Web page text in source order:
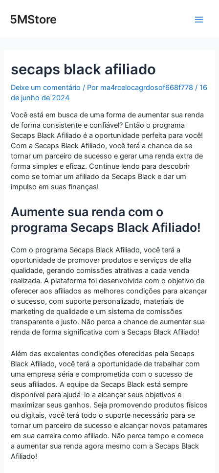
para5MStore
secaps black afiliado
Deixe um comentário / Por ma4rcelocagrdosof668f778/16
de junho de 2024
Você está em busca de uma forma de aumentar sua renda
de forma consistente e confiável? Então o programa
Secaps Black Afiliado é a oportunidade perfeita para você!
Com a Secaps Black Afiliado, você terá a chance de se
tornar um parceiro de sucesso e gerar uma renda extra de
forma simples e eficaz. Continue lendo para descobrir
como se tornar um afiliado da Secaps Black e dar um
impulso em suas finanças!
Aumente sua renda com o
programa Secaps Black Afiliado!
Com o programa Secaps Black Afiliado, você terá a
oportunidade de promover produtos e serviços de alta
qualidade, gerando comissões atrativas a cada venda
realizada. A plataforma foi desenvolvida com o objetivo de
oferecer aos afiliados as melhores condições para alcançar
o sucesso, com suporte personalizado, materiais de
marketing de qualidade e um sistema de comissões
transparente e justo. Não perca a chance de aumentar sua
renda de forma significativa com a Secaps Black Afiliado!
Além das excelentes condições oferecidas pela Secaps
Black Afiliado, você terá a oportunidade de trabalhar com
uma empresa séria e comprometida com o sucesso de
seus afiliados. A equipe da Secaps Black está sempre
disponível para ajudá-lo a alcançar seus objetivos e
maximizar seus ganhos. Seja promovendo produtos físicos
ou digitais, você terá todo o suporte necessário para se
tornar um parceiro de sucesso e alcançar novos patamares
em sua carreira como afiliado. Não perca tempo e comece
a aumentar sua renda agora mesmo com a Secaps Black
Afiliado!
navigation